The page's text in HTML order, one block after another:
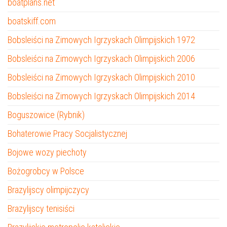
boatplans.net
boatskiff.com
Bobsleiści na Zimowych Igrzyskach Olimpijskich 1972
Bobsleiści na Zimowych Igrzyskach Olimpijskich 2006
Bobsleiści na Zimowych Igrzyskach Olimpijskich 2010
Bobsleiści na Zimowych Igrzyskach Olimpijskich 2014
Boguszowice (Rybnik)
Bohaterowie Pracy Socjalistycznej
Bojowe wozy piechoty
Bożogrobcy w Polsce
Brazylijscy olimpijczycy
Brazylijscy tenisiści